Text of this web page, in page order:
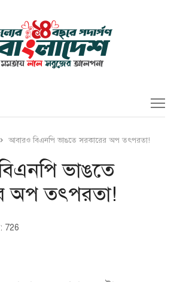
আবারও বিএনপি ভাঙতে সরকারের অপ তৎপরতা!
ভাঙতে
অপ তৎপরতা!
726